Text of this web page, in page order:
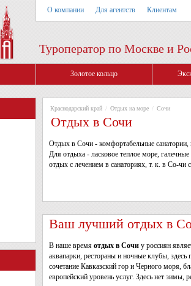
О компании Для агентств Клиентам
Туроператор по Москве и
Золотое кольцо
Краснодарский край / Отдых на море / Сочи
Отдых в Сочи
Отдых в Сочи - комфортабельные санатории,
Для отдыха - ласковое теплое море,
отдых с лечением в санаториях, т. к. в Со-чи
Ваш лучший отдых в
В наше время отдых в Сочи у россиян
аквапарки, рестораны и ночные клубы, здесь
сочетание Кавказский гор и Черного моря,
европейский уровень услуг. Здесь нет зимы,